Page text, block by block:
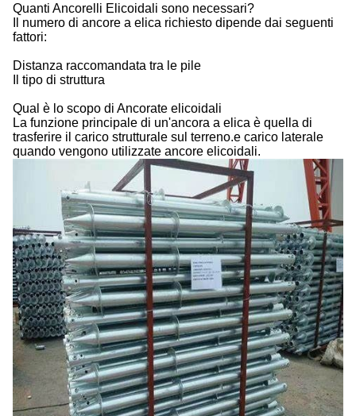
Quanti Ancorelli Elicoidali sono necessari?
Il numero di ancore a elica richiesto dipende dai seguenti
fattori:
Distanza raccomandata tra le pile
Il tipo di struttura
Qual è lo scopo di Ancorate elicoidali
La funzione principale di un'ancora a elica è quella di
trasferire il carico strutturale sul terreno.e carico laterale
quando vengono utilizzate ancore elicoidali.